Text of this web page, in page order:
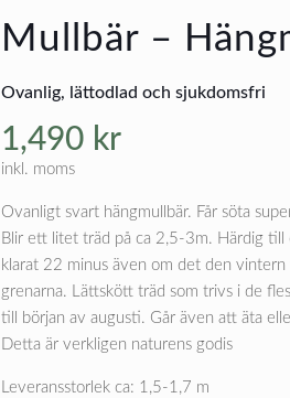
Mullbär –
Ovanlig, lättodlad och sjukdomsfri
1,490 kr
inkl. moms
Ovanligt svart hängmullbär. Får söta
Blir ett litet träd på ca 2,5-3m. Härdig till
klarat 22 minus även om det den
grenarna. Lättskött träd som trivs i de
till början av augusti. Går även att äta
Detta är verkligen naturens godis
Leveransstorlek ca: 1,5-1,7 m